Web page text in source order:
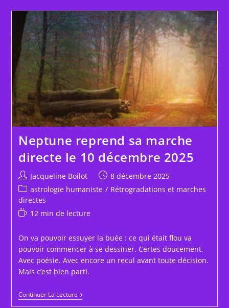
Neptune reprend sa marche
directe le 10 décembre 2025
Auteur/autrice
de
la
publication :
Jacqueline Boilot
Publication
publiée :
8 décembre 2025
Post
category:
astrologie humaniste / Rétrogradations et marches
directes
Temps
lecture :
12 min de lecture
On va pouvoir essuyer la buée : ce qui était flou va
pouvoir commencer à se dessiner. Certes doucement.
Avec poésie. Avec encore un recul avant toute décision.
Mais c’est bien parti.
Continuer La LectureNeptune
Reprend